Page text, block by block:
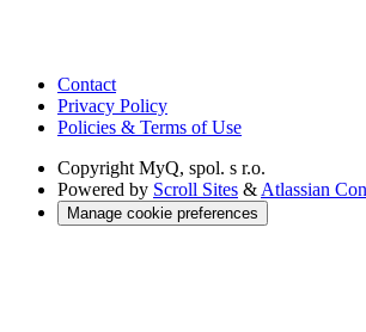
Contact
Privacy Policy
Policies & Terms of Use
Copyright MyQ, spol. s r.o.
Powered by Scroll Sites & Atlassian
Manage cookie preferences